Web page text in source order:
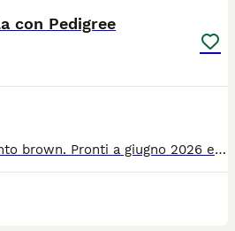
con Pedigree
Bellissimi cuccioli di Bengal, manto brown. Pronti a giugno 2026 e luglio 2026 (varie cucciolate). Genitori di nostra proprietà e visibili in sede, testati sulle malattie più comuni della razza e FIV / FELV negativi. I nostri gattini vengono ceduti con: Pedigree, microchip, vaccinazione, sverminazione e libretto sanitario. Prezzi in base alla linea e alla morfologia, per budget diversi, da compagnia e da riproduzione. Possibilità di rateizzazione in attesa della consegna. Ci troviamo a Montiglio Monferrato (AT). Contattateci senza impegno, anche per vederli in sede :) Telefono e WhatsApp 39 3280270491; preferiamo i messaggi scritti alle telefonate dirette. Grazie